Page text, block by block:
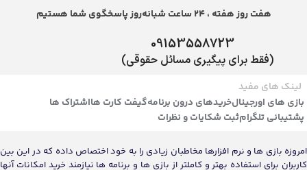
هفت روز هفته ، 24 ساعت شبانه‌روز پاسخگوی شما هستیم
09153558723
(فقط برای پیگیری مسائل حقوقی)
لینک های مفید
بازی های اورجینالخریدهای درون برنامهگیفت کارت هااشتراک ها
پشتیبانی تلگرامثبت شکایات و نظرات
امروزه بازی ها و نرم افزارها مخاطبان زیادی را به خود اختصاص داده که در این بین
کاربران برای استفاده بهتر و کاملتر از بازی ها و برنامه ها نیازمند خرید امکانات آنها